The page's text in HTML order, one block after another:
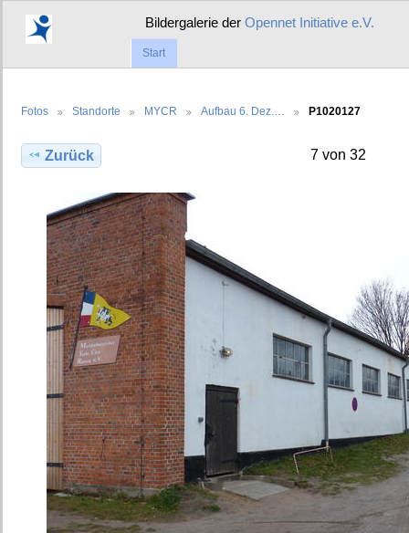
Bildergalerie derOpennet Initiative e.V.
Start
Fotos Standorte MYCR Aufbau 6. Dez.… P1020127
Zurück 7 von 32